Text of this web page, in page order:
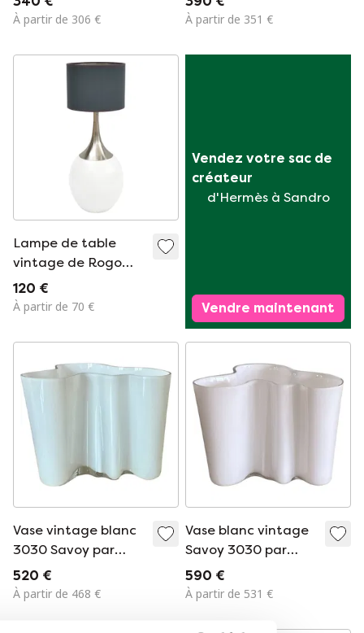
À partir de 306 €
À partir de 351 €
Lampe de table
vintage de Rogo
Leuchten,
Allemagne, années
120 €
À partir de 70 €
Vendez votre sac de
créateur
d'Hermès à Sandro
Vendre maintenant
Vase vintage blanc
3030 Savoy par
Alvar Aalto pour
Iittala, Finlande
520 €
À partir de 468 €
Vase blanc vintage
Savoy 3030 par
Alvar Aalto pour
Iittala, Finlande
590 €
À partir de 531 €